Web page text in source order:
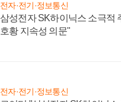
전자·전기·정보통신
삼성전자 SK하이닉스 소극적
호황 지속성 의문"
전자·전기·정보통신